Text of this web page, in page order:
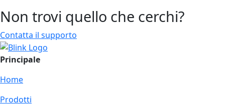
Non trovi quello che cerchi?
Contatta il supporto
Principale
Home
Prodotti